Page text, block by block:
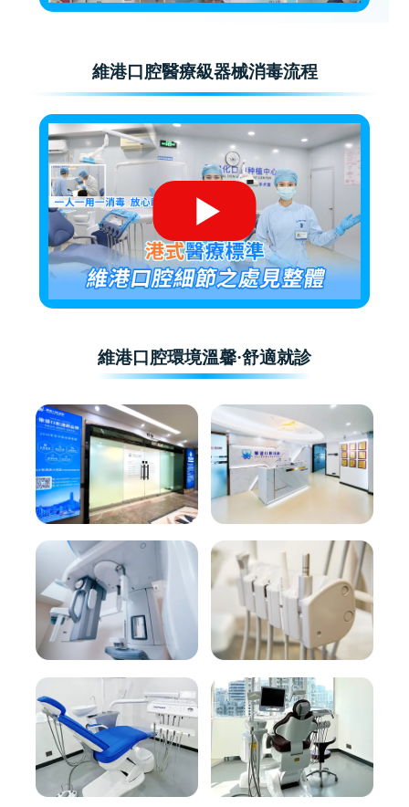
維港口腔醫療級器械消毒流程
維港口腔環境溫馨·舒適就診